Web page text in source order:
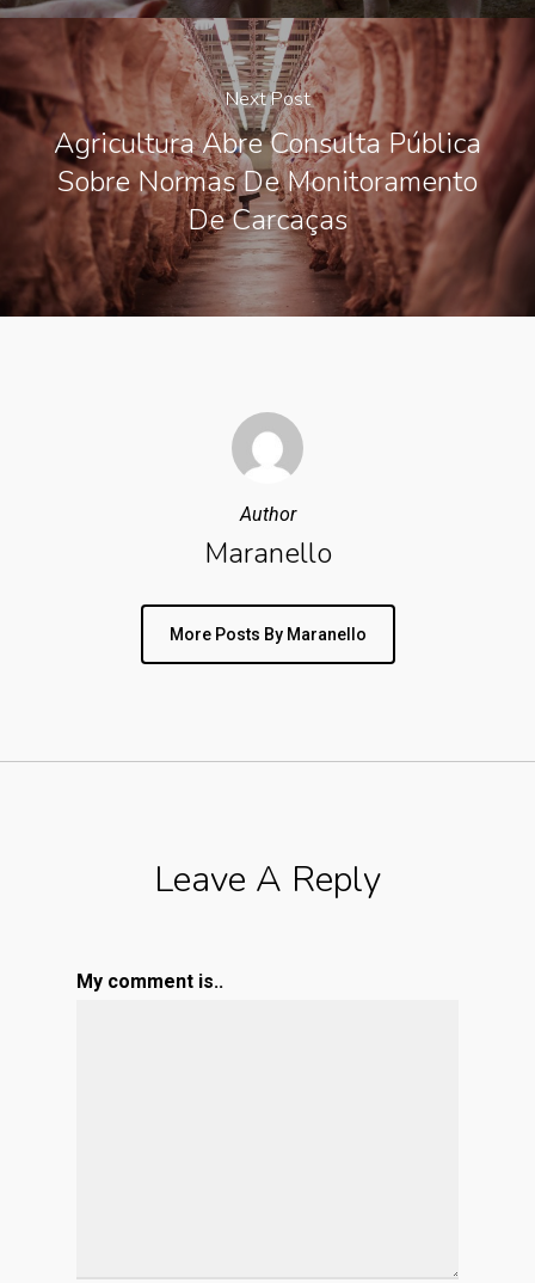
Next Post
Agricultura Abre Consulta Pública
Sobre Normas De Monitoramento
De Carcaças
Author
Maranello
More Posts By Maranello
Leave A Reply
My comment is..